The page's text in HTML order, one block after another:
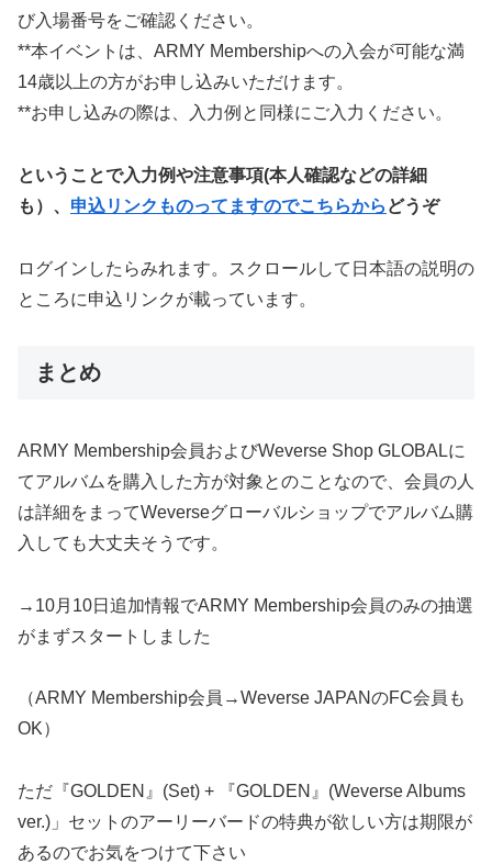
び入場番号をご確認ください。
**本イベントは、ARMY Membershipへの入会が可能な満
14歳以上の方がお申し込みいただけます。
**お申し込みの際は、入力例と同様にご入力ください。
ということで入力例や注意事項(本人確認などの詳細
も）、 申込リンクものってますのでこちらから どうぞ
ログインしたらみれます。スクロールして日本語の説明の
ところに申込リンクが載っています。
まとめ
ARMY Membership会員およびWeverse Shop GLOBALに
てアルバムを購入した方が対象とのことなので、会員の人
は詳細をまってWeverseグローバルショップでアルバム購
入しても大丈夫そうです。
→10月10日追加情報でARMY Membership会員のみの抽選
がまずスタートしました
（ARMY Membership会員→Weverse JAPANのFC会員も
OK）
ただ『GOLDEN』(Set) + 『GOLDEN』(Weverse Albums
ver.)」セットのアーリーバードの特典が欲しい方は期限が
あるのでお気をつけて下さい